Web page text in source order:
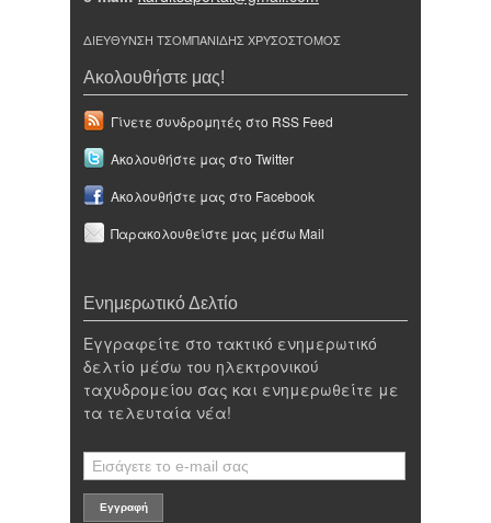
ΔΙΕΥΘΥΝΣΗ ΤΣΟΜΠΑΝΙΔΗΣ ΧΡΥΣΟΣΤΟΜΟΣ
Ακολουθήστε μας!
Γίνετε συνδρομητές στο RSS Feed
Ακολουθήστε μας στο Twitter
Ακολουθήστε μας στο Facebook
Παρακολουθείστε μας μέσω Mail
Ενημερωτικό Δελτίο
Εγγραφείτε στο τακτικό ενημερωτικό
δελτίο μέσω του ηλεκτρονικού
ταχυδρομείου σας και ενημερωθείτε με
τα τελευταία νέα!